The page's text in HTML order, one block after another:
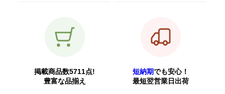
掲載商品数5711点!
豊富な品揃え
短納期でも安心！
最短翌営業日出荷